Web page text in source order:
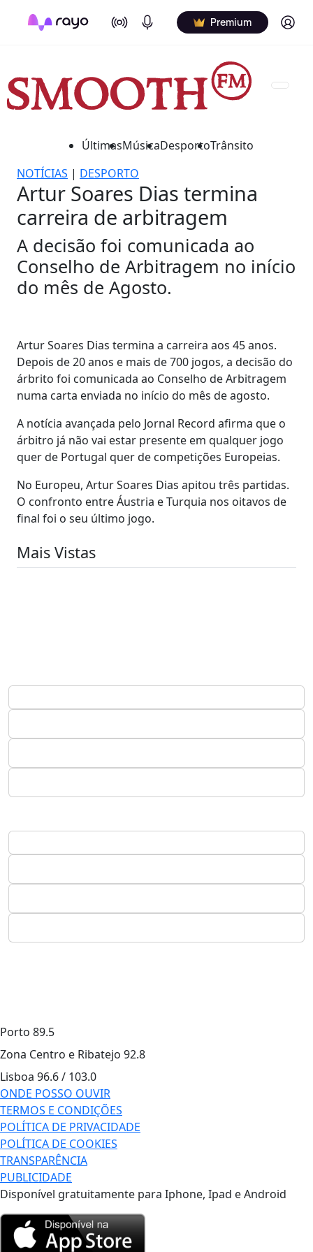
On Air Podcasts Premium Log in
ÚltimasMúsicaDesportoTrânsito
NOTÍCIAS | DESPORTO
Artur Soares Dias termina
carreira de arbitragem
A decisão foi comunicada ao
Conselho de Arbitragem no início
do mês de Agosto.
Artur Soares Dias termina a carreira aos 45 anos.
Depois de 20 anos e mais de 700 jogos, a decisão do
árbrito foi comunicada ao Conselho de Arbitragem
numa carta enviada no início do mês de agosto.
A notícia avançada pelo Jornal Record afirma que o
árbitro já não vai estar presente em qualquer jogo
quer de Portugal quer de competições Europeias.
No Europeu, Artur Soares Dias apitou três partidas.
O confronto entre Áustria e Turquia nos oitavos de
final foi o seu último jogo.
Mais Vistas
Porto 89.5
Zona Centro e Ribatejo 92.8
Lisboa 96.6 / 103.0
ONDE POSSO OUVIR
TERMOS E CONDIÇÕES
POLÍTICA DE PRIVACIDADE
POLÍTICA DE COOKIES
TRANSPARÊNCIA
PUBLICIDADE
Disponível gratuitamente para Iphone, Ipad e Android